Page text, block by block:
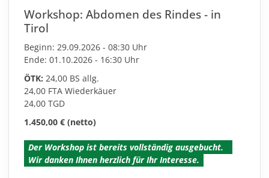
Workshop: Abdomen des Rindes - in
Tirol
Beginn: 29.09.2026 - 08:30 Uhr
Ende: 01.10.2026 - 16:30 Uhr
ÖTK: 24,00 BS allg.
24,00 FTA Wiederkäuer
24,00 TGD
1.450,00 € (netto)
Der Workshop ist bereits vollständig ausgebucht.
Wir danken Ihnen herzlich für Ihr Interesse.